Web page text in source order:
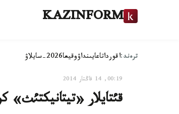
KAZINFORM
ترەند:اقورداتاعايىنداۋوقيعا2026-سايلاۋ
00:19, 14 قاڭتار 2014
قئتايلار «تيتانيكتئث»